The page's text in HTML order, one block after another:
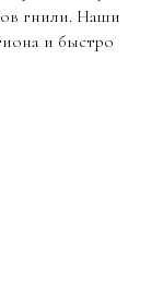
гнили. Наши
и быстро